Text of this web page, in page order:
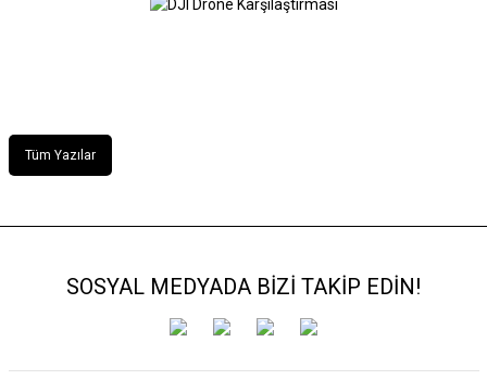
Tüm Yazılar
SOSYAL MEDYADA BİZİ TAKİP EDİN!